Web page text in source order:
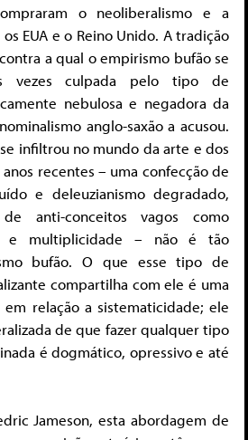
o neoliberalismo e a
EUA e o Reino Unido. A tradição
a qual o empirismo bufão se
vezes culpada pelo tipo de
nebulosa e negadora da
anglo-saxão a acusou.
infiltrou no mundo da arte e dos
recentes – uma confecção de
e deleuzianismo degradado,
anti-conceitos vagos como
e multiplicidade – não é tão
bufão. O que esse tipo de
compartilha com ele é uma
relação a sistematicidade; ele
de que fazer qualquer tipo
é dogmático, opressivo e até
Jameson, esta abordagem de